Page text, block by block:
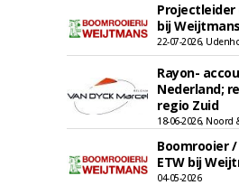
Projectleider
bij Weijtmans
22-07-2026,
Rayon-
Nederland;
regio Zuid
18-06-2026, Noord
Boomrooier
ETW bij
04-05-2026